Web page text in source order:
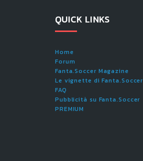
QUICK LINKS
Home
Forum
Fanta.Soccer Magazine
Le vignette di Fanta.Soccer
FAQ
Pubblicità su Fanta.Soccer
PREMIUM